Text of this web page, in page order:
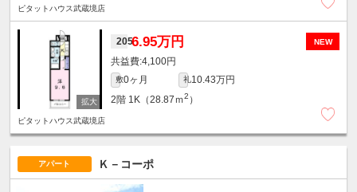
ピタットハウス武蔵境店
NEW
2056.95万円
4,100円
敷0ヶ月 礼10.43万円
2階 1K（28.87ｍ2 ）
ピタットハウス武蔵境店
アパート Ｋ－コーポ